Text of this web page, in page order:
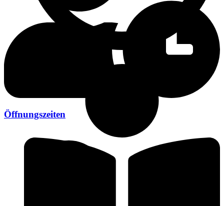
Öffnungszeiten